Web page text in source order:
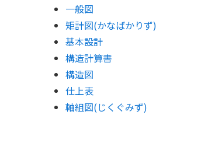
一般図
矩計図(かなばかりず)
基本設計
構造計算書
構造図
仕上表
軸組図(じくぐみず)